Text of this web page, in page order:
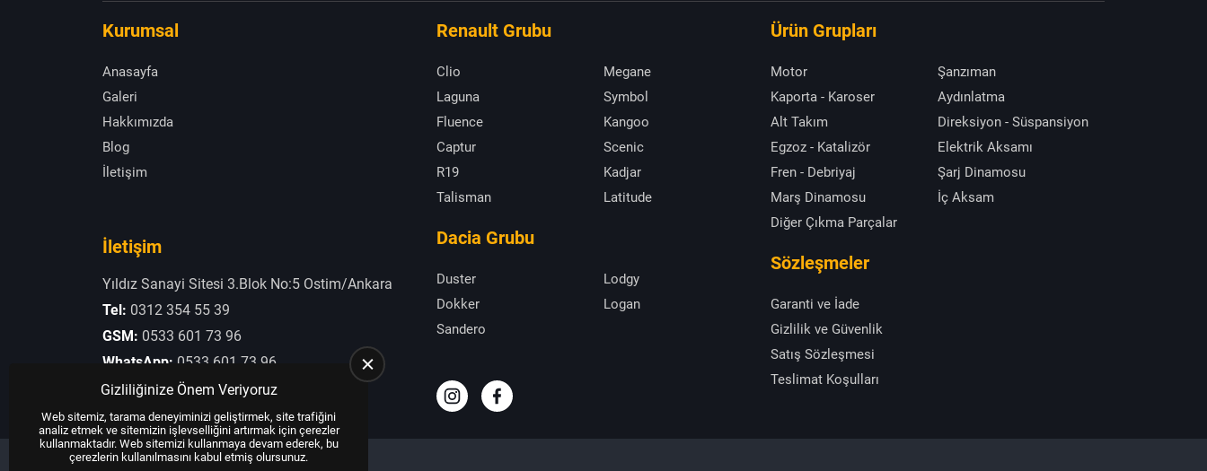
Kurumsal
Anasayfa
Galeri
Hakkımızda
Blog
İletişim
İletişim
Yıldız Sanayi Sitesi 3.Blok No:5 Ostim/Ankara
Tel: 0312 354 55 39
GSM: 0533 601 73 96
WhatsApp: 0533 601 73 96
E-Posta:otogaziogullari@hotmail.com
Renault Grubu
Clio
Megane
Laguna
Symbol
Fluence
Kangoo
Captur
Scenic
R19
Kadjar
Talisman
Latitude
Dacia Grubu
Duster
Lodgy
Dokker
Logan
Sandero
Ürün Grupları
Motor
Şanzıman
Kaporta - Karoser
Aydınlatma
Alt Takım
Direksiyon - Süspansiyon
Egzoz - Katalizör
Elektrik Aksamı
Fren - Debriyaj
Şarj Dinamosu
Marş Dinamosu
İç Aksam
Diğer Çıkma Parçalar
Sözleşmeler
Garanti ve İade
Gizlilik ve Güvenlik
Satış Sözleşmesi
Teslimat Koşulları
Gizliliğinize Önem Veriyoruz
Web sitemiz, tarama deneyiminizi geliştirmek, site trafiğini
analiz etmek ve sitemizin işlevselliğini artırmak için çerezler
kullanmaktadır. Web sitemizi kullanmaya devam ederek, bu
çerezlerin kullanılmasını kabul etmiş olursunuz.